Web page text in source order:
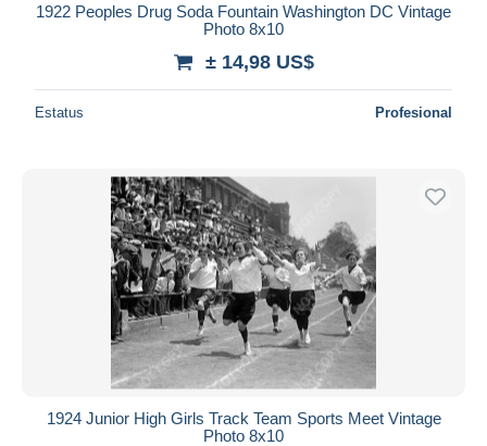
1922 Peoples Drug Soda Fountain Washington DC Vintage
Photo 8x10
± 14,98 US$
Estatus Profesional
1924 Junior High Girls Track Team Sports Meet Vintage
Photo 8x10